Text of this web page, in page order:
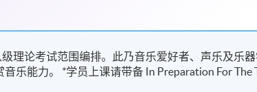
理论考试范围编排。此乃音乐爱好者、声乐及乐
乐能力。 *学员上课请带备 In Preparation For The